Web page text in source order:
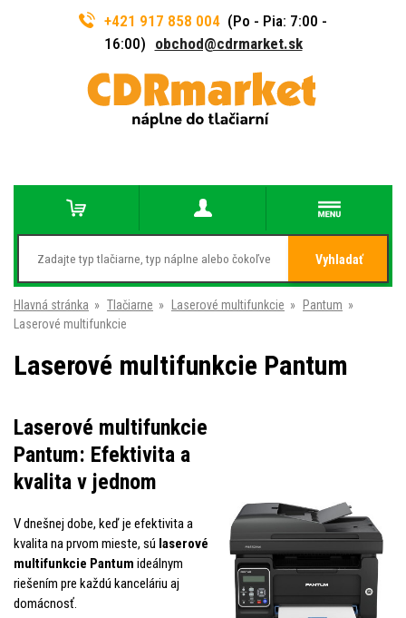
+421 917 858 004 (Po - Pia: 7:00 -
16:00) obchod@cdrmarket.sk
Vyhladať
Hlavná stránka » Tlačiarne » Laserové multifunkcie » Pantum »
Laserové multifunkcie
Laserové multifunkcie Pantum
Laserové multifunkcie
Pantum: Efektivita a
kvalita v jednom
V dnešnej dobe, keď je efektivita a
kvalita na prvom mieste, sú laserové
multifunkcie Pantum ideálnym
riešením pre každú kanceláriu aj
domácnosť.